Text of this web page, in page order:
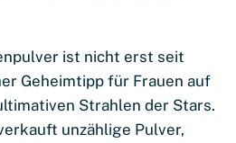
ist nicht erst seit
Geheimtipp für Frauen auf
Strahlen der Stars.
unzählige Pulver,